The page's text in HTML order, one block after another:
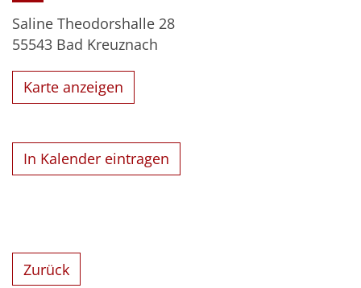
Saline Theodorshalle 28
55543 Bad Kreuznach
Karte anzeigen
In Kalender eintragen
Zurück